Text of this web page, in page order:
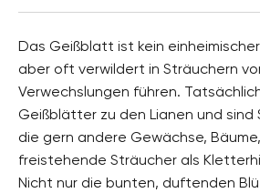
Das Geißblatt ist kein
aber oft verwildert in Sträuchern
Verwechslungen führen.
Geißblätter zu den Lianen und sind
die gern andere Gewächse,
freistehende Sträucher als
Nicht nur die bunten, duftenden